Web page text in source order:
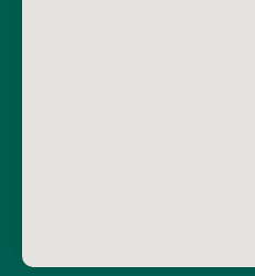
клиентам, риск аллергии и